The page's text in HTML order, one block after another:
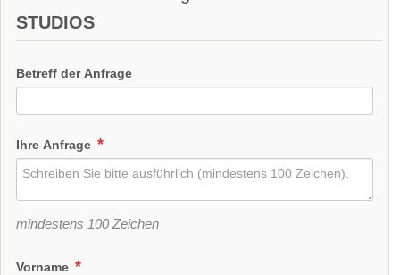
STUDIOS
Betreff der Anfrage
Ihre Anfrage
mindestens 100 Zeichen
Vorname